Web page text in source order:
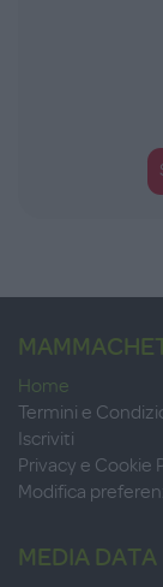
Home
Termini e
Iscriviti
Privacy e Cookie
Modifica
MEDIA DATA